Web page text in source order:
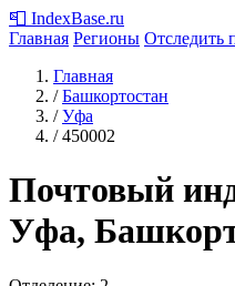
📮 IndexBase.ru
Главная Регионы Отследить
Главная
/ Башкортостан
/ Уфа
/ 450002
Почтовый
Уфа,